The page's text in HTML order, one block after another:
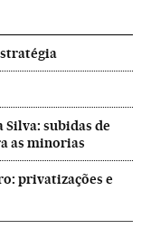
subidas de
as minorias
privatizações e